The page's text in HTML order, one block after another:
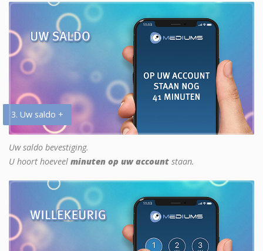
3. Uw saldo +
Uw saldo bevestiging.
U hoort hoeveel minuten op uw account staan.